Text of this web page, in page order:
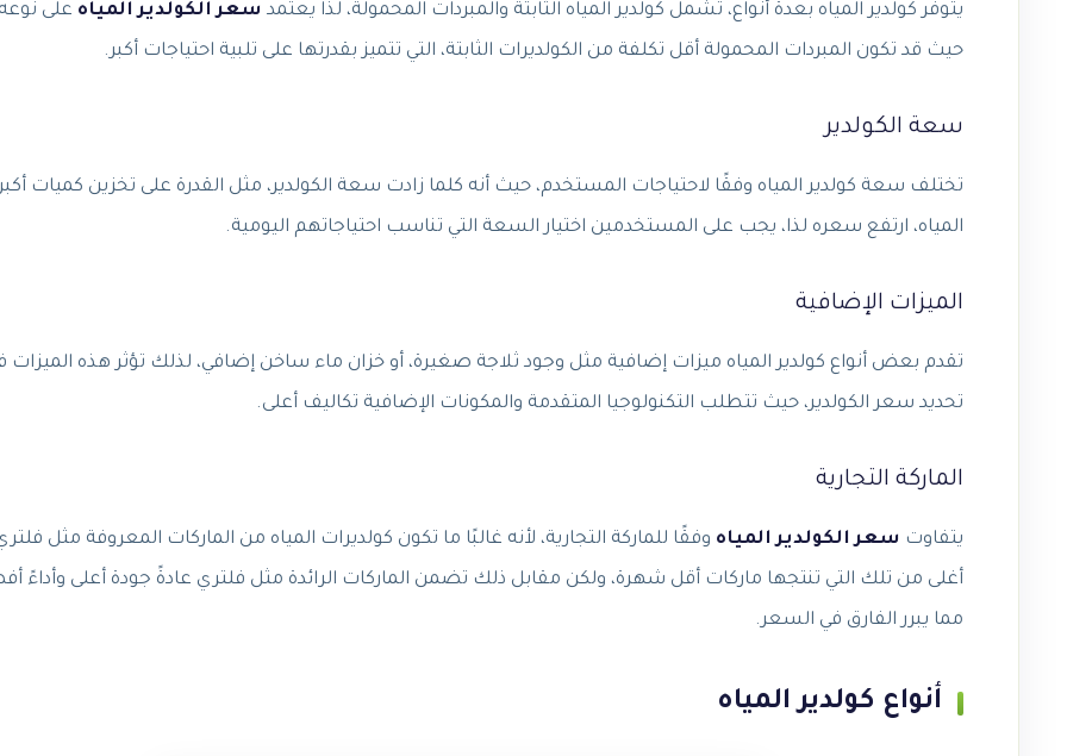
يتوفر كولدير المياه بعدة أنواع، تشمل كولدير المياه الثابتة والمبردات المحمولة، لذا يعتمد سعر الكولدير المياه على
حيث قد تكون المبردات المحمولة أقل تكلفة من الكولديرات الثابتة، التي تتميز بقدرتها على تلبية احتياجات أكبر.
سعة الكولدير
تختلف سعة كولدير المياه وفقًا لاحتياجات المستخدم، حيث أنه كلما زادت سعة الكولدير، مثل القدرة على تخزين كميات
المياه، ارتفع سعره لذا، يجب على المستخدمين اختيار السعة التي تناسب احتياجاتهم اليومية.
الميزات الإضافية
تقدم بعض أنواع كولدير المياه ميزات إضافية مثل وجود ثلاجة صغيرة، أو خزان ماء ساخن إضافي، لذلك تؤثر هذه الميزات
تحديد سعر الكولدير، حيث تتطلب التكنولوجيا المتقدمة والمكونات الإضافية تكاليف أعلى.
الماركة التجارية
يتفاوت سعر الكولدير المياه وفقًا للماركة التجارية، لأنه غالبًا ما تكون كولديرات المياه من الماركات المعروفة مثل
أغلى من تلك التي تنتجها ماركات أقل شهرة، ولكن مقابل ذلك تضمن الماركات الرائدة مثل فلتري عادةً جودة أعلى وأداءً
مما يبرر الفارق في السعر.
أنواع كولدير المياه